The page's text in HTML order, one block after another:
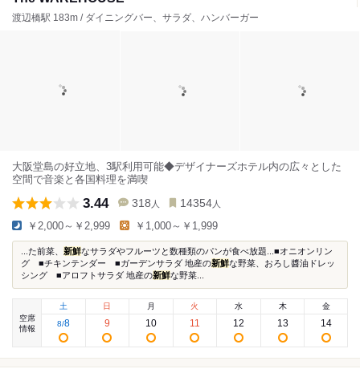
渡辺橋駅 183m / ダイニングバー、サラダ、ハンバーガー
大阪堂島の好立地、3駅利用可能◆デザイナーズホテル内の広々とした
空間で音楽と各国料理を満喫
3.44 318 人 14354 人
￥2,000～￥2,999 ￥1,000～￥1,999
...た前菜、 新鮮なサラダやフルーツと数種類のパンが食べ放題...■オニオンリン
グ ■チキンテンダー ■ガーデンサラダ 地産の新鮮な野菜、おろし醬油ドレッ
シング ■アロフトサラダ 地産の新鮮な野菜...
空席
情報
土
8/8
日
9
月
10
火
11
水
12
木
13
金
14